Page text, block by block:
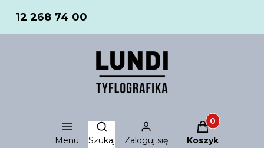
12 268 74 00
Menu
Otwórz wyszukiwarkę
Szukaj Zaloguj się
Produkty w
Koszyk